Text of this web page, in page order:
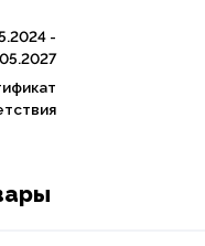
-